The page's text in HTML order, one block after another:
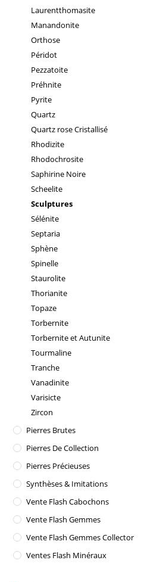
Laurentthomasite
Manandonite
Orthose
Péridot
Pezzatoite
Préhnite
Pyrite
Quartz
Quartz rose Cristallisé
Rhodizite
Rhodochrosite
Saphirine Noire
Scheelite
Sculptures
Sélénite
Septaria
Sphène
Spinelle
Staurolite
Thorianite
Topaze
Torbernite
Torbernite et Autunite
Tourmaline
Tranche
Vanadinite
Varisicte
Zircon
Pierres Brutes
Pierres De Collection
Pierres Précieuses
Synthèses & Imitations
Vente Flash Cabochons
Vente Flash Gemmes
Vente Flash Gemmes Collector
Ventes Flash Minéraux